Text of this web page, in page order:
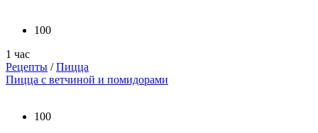
100
1 час
Рецепты /Пицца
Пицца с ветчиной и помидорами
100